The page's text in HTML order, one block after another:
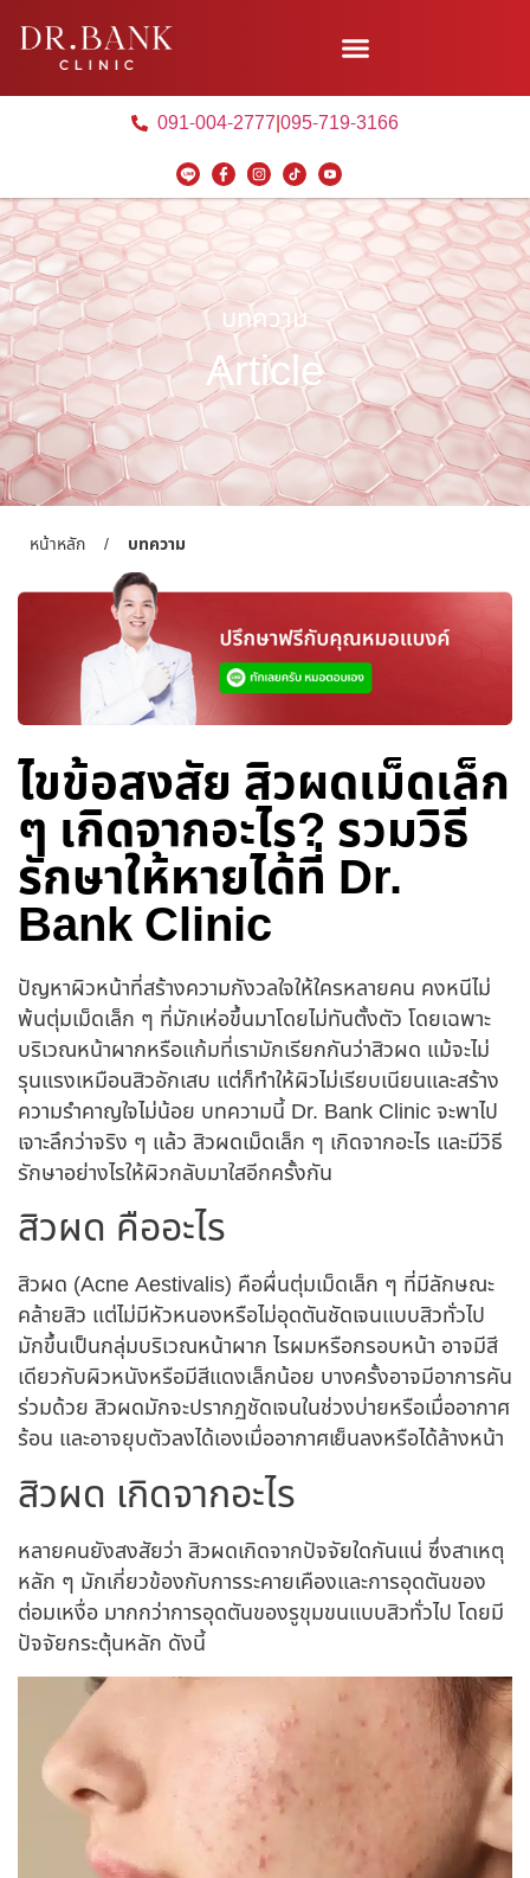
091-004-2777|095-719-3166
บทความ
Article
หน้าหลัก / บทความ
ไขข้อสงสัย สิวผดเม็ดเล็ก
ๆ เกิดจากอะไร? รวมวิธี
รักษาให้หายได้ที่ Dr.
Bank Clinic
ปัญหาผิวหน้าที่สร้างความกังวลใจให้ใครหลายคน คงหนีไม่
พ้นตุ่มเม็ดเล็ก ๆ ที่มักเห่อขึ้นมาโดยไม่ทันตั้งตัว โดยเฉพาะ
บริเวณหน้าผากหรือแก้มที่เรามักเรียกกันว่าสิวผด แม้จะไม่
รุนแรงเหมือนสิวอักเสบ แต่ก็ทำให้ผิวไม่เรียบเนียนและสร้าง
ความรำคาญใจไม่น้อย บทความนี้ Dr. Bank Clinic จะพาไป
เจาะลึกว่าจริง ๆ แล้ว สิวผดเม็ดเล็ก ๆ เกิดจากอะไร และมีวิธี
รักษาอย่างไรให้ผิวกลับมาใสอีกครั้งกัน
สิวผด คืออะไร
สิวผด (Acne Aestivalis) คือผื่นตุ่มเม็ดเล็ก ๆ ที่มีลักษณะ
คล้ายสิว แต่ไม่มีหัวหนองหรือไม่อุดตันชัดเจนแบบสิวทั่วไป
มักขึ้นเป็นกลุ่มบริเวณหน้าผาก ไรผมหรือกรอบหน้า อาจมีสี
เดียวกับผิวหนังหรือมีสีแดงเล็กน้อย บางครั้งอาจมีอาการคัน
ร่วมด้วย สิวผดมักจะปรากฏชัดเจนในช่วงบ่ายหรือเมื่ออากาศ
ร้อน และอาจยุบตัวลงได้เองเมื่ออากาศเย็นลงหรือได้ล้างหน้า
สิวผด เกิดจากอะไร
หลายคนยังสงสัยว่า สิวผดเกิดจากปัจจัยใดกันแน่ ซึ่งสาเหตุ
หลัก ๆ มักเกี่ยวข้องกับการระคายเคืองและการอุดตันของ
ต่อมเหงื่อ มากกว่าการอุดตันของรูขุมขนแบบสิวทั่วไป โดยมี
ปัจจัยกระตุ้นหลัก ดังนี้